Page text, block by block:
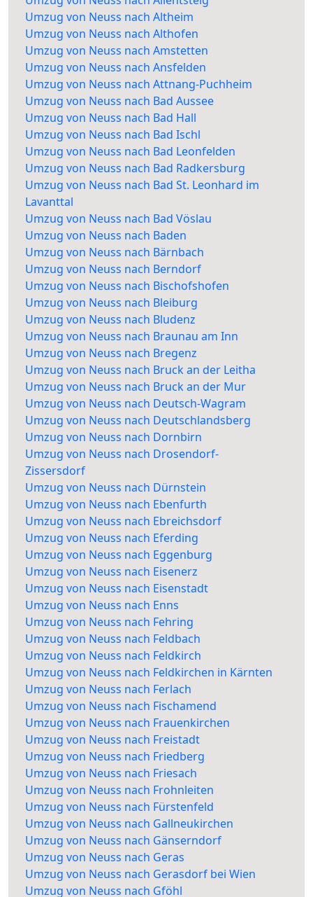
Umzug von Neuss nach Altheim
Umzug von Neuss nach Althofen
Umzug von Neuss nach Amstetten
Umzug von Neuss nach Ansfelden
Umzug von Neuss nach Attnang-Puchheim
Umzug von Neuss nach Bad Aussee
Umzug von Neuss nach Bad Hall
Umzug von Neuss nach Bad Ischl
Umzug von Neuss nach Bad Leonfelden
Umzug von Neuss nach Bad Radkersburg
Umzug von Neuss nach Bad St. Leonhard im
Lavanttal
Umzug von Neuss nach Bad Vöslau
Umzug von Neuss nach Baden
Umzug von Neuss nach Bärnbach
Umzug von Neuss nach Berndorf
Umzug von Neuss nach Bischofshofen
Umzug von Neuss nach Bleiburg
Umzug von Neuss nach Bludenz
Umzug von Neuss nach Braunau am Inn
Umzug von Neuss nach Bregenz
Umzug von Neuss nach Bruck an der Leitha
Umzug von Neuss nach Bruck an der Mur
Umzug von Neuss nach Deutsch-Wagram
Umzug von Neuss nach Deutschlandsberg
Umzug von Neuss nach Dornbirn
Umzug von Neuss nach Drosendorf-
Zissersdorf
Umzug von Neuss nach Dürnstein
Umzug von Neuss nach Ebenfurth
Umzug von Neuss nach Ebreichsdorf
Umzug von Neuss nach Eferding
Umzug von Neuss nach Eggenburg
Umzug von Neuss nach Eisenerz
Umzug von Neuss nach Eisenstadt
Umzug von Neuss nach Enns
Umzug von Neuss nach Fehring
Umzug von Neuss nach Feldbach
Umzug von Neuss nach Feldkirch
Umzug von Neuss nach Feldkirchen in Kärnten
Umzug von Neuss nach Ferlach
Umzug von Neuss nach Fischamend
Umzug von Neuss nach Frauenkirchen
Umzug von Neuss nach Freistadt
Umzug von Neuss nach Friedberg
Umzug von Neuss nach Friesach
Umzug von Neuss nach Frohnleiten
Umzug von Neuss nach Fürstenfeld
Umzug von Neuss nach Gallneukirchen
Umzug von Neuss nach Gänserndorf
Umzug von Neuss nach Geras
Umzug von Neuss nach Gerasdorf bei Wien
Umzug von Neuss nach Gföhl